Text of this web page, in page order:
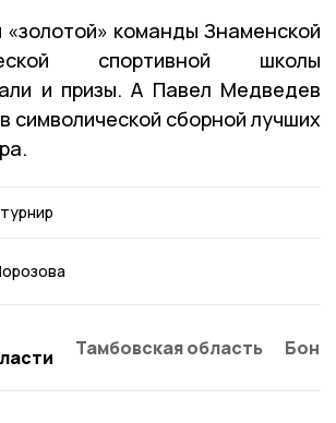
«золотой» команды Знаменской
спортивной школы
и призы. А Павел Медведев
символической сборной лучших
турнир
Тамбовская область